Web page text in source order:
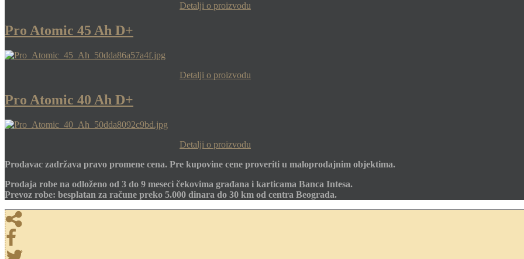
Detalji o proizvodu
Pro Atomic 45 Ah D+
Detalji o proizvodu
Pro Atomic 40 Ah D+
Detalji o proizvodu
Prodavac zadržava pravo promene cena. Pre kupovine cene proveriti u maloprodajnim objektima.
Prodaja robe na odloženo od 3 do 9 meseci čekovima građana i karticama Banca Intesa.
Prevoz robe: besplatan za račune preko 5.000 dinara do 30 km od centra Beograda.